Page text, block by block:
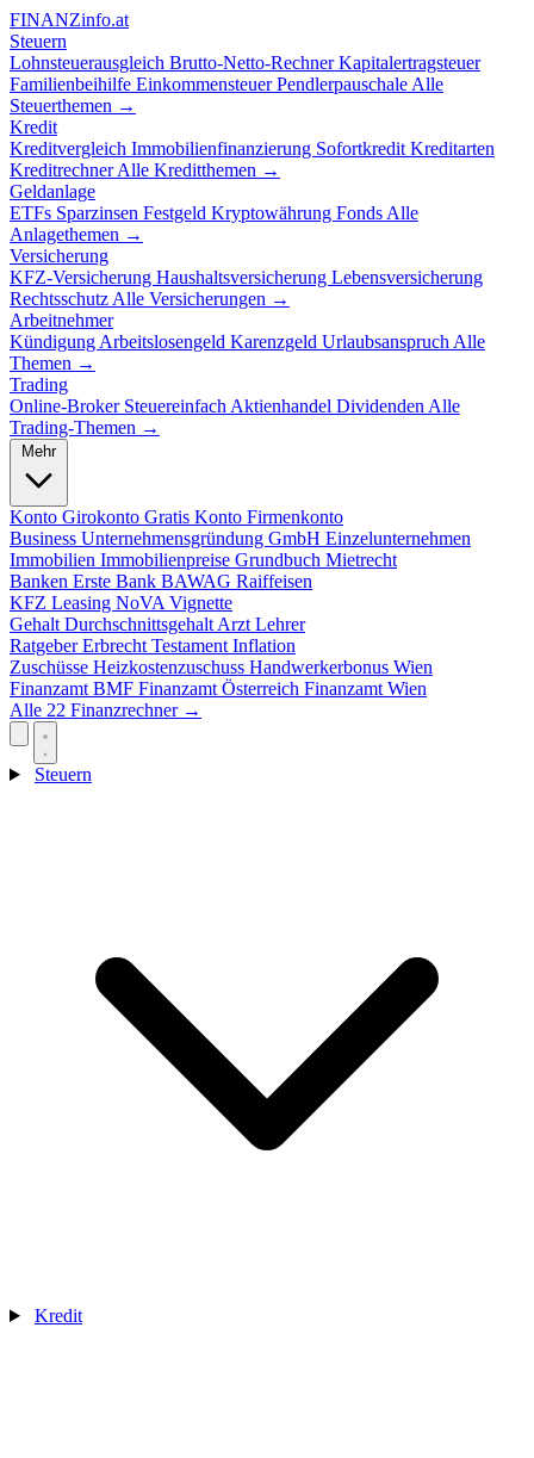
FINANZinfo.at
Steuern
Lohnsteuerausgleich Brutto-Netto-RechnerKapitalertragsteuer
Familienbeihilfe EinkommensteuerPendlerpauschale Alle
Steuerthemen →
Kredit
Kreditvergleich Immobilienfinanzierung Sofortkredit Kreditarten
KreditrechnerAlle Kreditthemen →
Geldanlage
ETFs Sparzinsen Festgeld Kryptowährung Fonds Alle
Anlagethemen →
Versicherung
KFZ-Versicherung Haushaltsversicherung Lebensversicherung
Rechtsschutz Alle Versicherungen →
Arbeitnehmer
Kündigung Arbeitslosengeld Karenzgeld Urlaubsanspruch Alle
Themen →
Trading
Online-Broker Steuereinfach Aktienhandel Dividenden Alle
Trading-Themen →
Mehr
Konto Girokonto Gratis Konto Firmenkonto
Business Unternehmensgründung GmbH Einzelunternehmen
Immobilien Immobilienpreise Grundbuch Mietrecht
Banken Erste Bank BAWAG Raiffeisen
KFZ Leasing NoVA Vignette
Gehalt Durchschnittsgehalt Arzt Lehrer
RatgeberErbrecht Testament Inflation
Zuschüsse Heizkostenzuschuss Handwerkerbonus Wien
Finanzamt BMF Finanzamt Österreich Finanzamt Wien
Alle 22 Finanzrechner →
Steuern
Kredit